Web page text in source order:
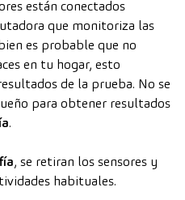
están conectados
que monitoriza las
es probable que no
en tu hogar, esto
de la prueba. No se
para obtener resultados
.
, se retiran los sensores y
habituales.